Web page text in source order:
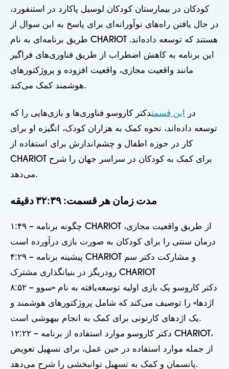
کودکان در بیمارستان کودکان لوسیل پاکارد در استنفورد،
در حال یافتن راه‌های نوآورانه‌ای برای پاسخ به این سوال از
طریق برنامه‌ای به نام CHARIOT هستند که توسعه داده‌اند.
این برنامه به کاهش اضطراب از طریق فناوری‌های فراگیر
مانند واقعیت مجازی، واقعیت افزوده و پروژکتورهای
هوشمند کمک می‌کند.
در این قسمتدکتر کاروسو فناوری‌ها و بازی‌هایی را که
توسعه داده‌اند، نحوه کمک به هزاران کودک، انگیزه او برای
کار در حوزه اطفال و چشم‌اندازش برای استفاده از
CHARIOT برای کمک به کودکان در سراسر جهان را شرح
می‌دهد.
مدت زمان هر قسمت: ۳۲:۳۹ دقیقه
۱:۴۹ – چگونه برنامه CHARIOT از طریق واقعیت مجازی،
درمان سنتی را برای کودکان به صورت بازی درآورده است
۴:۲۹ – پیشینه برنامه CHARIOT و مشارکت دکتر سم
رودریگز در بنیانگذاری مشترک CHARIOT
۸:۵۲ – دکتر کاروسو یک بازی اولیه توسعه‌یافته به نام «سوو
اژدها» را توصیف می‌کند که شامل پروژکتورهای هوشمند و
یک اژدهای کارتونی برای کمک به انجام بیهوشی است.
۱۲:۲۲ – دکتر کاروسو موارد استفاده از برنامه CHARIOT،
از جمله موارد استفاده در حین عمل، برای تسهیل تعویض
پانسمان و کمک به تسهیل توانبخشی را شرح می‌دهد.